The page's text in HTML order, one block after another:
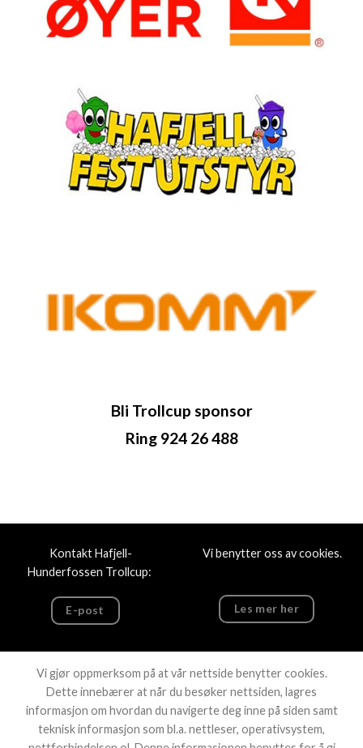
Bli Trollcup sponsor
Ring 924 26 488
Kontakt Hafjell-
Hunderfossen Trollcup:
E-post
Vi benytter oss av cookies.
Les mer her
Copyright 2026 © Trollcup
Vi gjør oppmerksom på at vår nettside benytter cookies.
Dette innebærer at når du besøker nettsiden, lagres
informasjon om hvordan du navigerte deg inne på siden samt
teknisk informasjon som bl.a. nettleser, operativsystem,